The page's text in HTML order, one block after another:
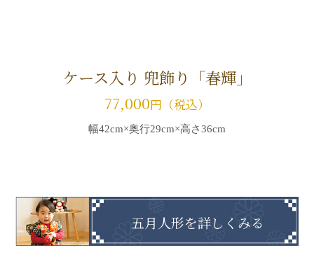
ケース入り 兜飾り「春輝」
77,000円（税込）
幅42cm×奥行29cm×高さ36cm
五月人形を詳しくみる